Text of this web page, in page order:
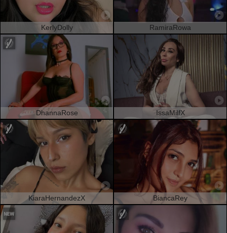
KerlyDolly RamiraRowa
DhannaRose IssaMilfX
KiaraHernandezX BiancaRey